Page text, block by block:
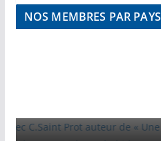
NOS MEMBRES PAR PAYS
1 juillet 2022